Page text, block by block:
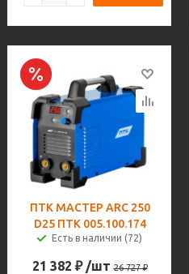
ПТК МАСТЕР ARC 250
D25 ПТК 005.100.174
Есть в наличии (72)
21 382 ₽ /шт 26 727₽